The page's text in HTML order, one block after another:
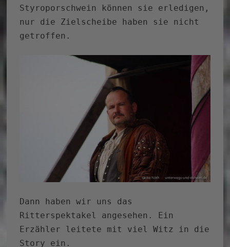
Styroporschwein können sie erledigen,
nur die Zielscheibe haben sie nicht
getroffen.
Dann haben wir uns das
Ritterspektakel angesehen. Ein
Erzähler leitete mit viel Witz in die
Story ein.